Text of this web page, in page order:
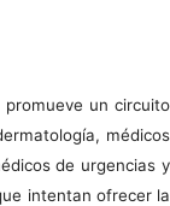
un circuito
médicos
de urgencias y
intentan ofrecer la